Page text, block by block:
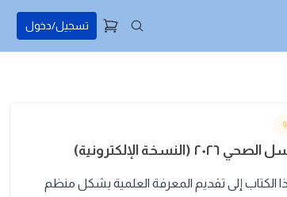
تسجيل/دخول
(النسخة الإلكترونية)
الكتاب إلى تقديم المعرفة العلمية بشكل منظم